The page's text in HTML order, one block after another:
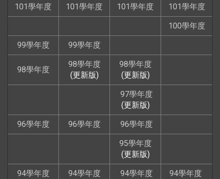
101學年度 101學年度 101學年度 101學年度
100學年度
99學年度 99學年度
98學年度
98學年度
(更新版)
98學年度
(更新版)
97學年度
(更新版)
96學年度 96學年度 96學年度
95學年度
(更新版)
94學年度 94學年度 94學年度 94學年度